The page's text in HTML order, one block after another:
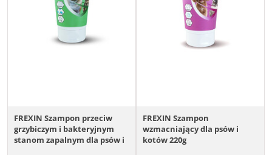
FREXIN Szampon przeciw
grzybiczym i bakteryjnym
stanom zapalnym dla psów i
FREXIN Szampon
wzmacniający dla psów i
kotów 220g